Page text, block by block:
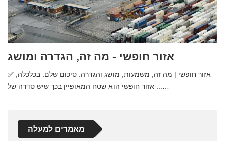
אזור חופשי - מה זה, הגדרה ומושג
✅ אזור חופשי | מה זה, משמעות, מושג והגדרה. סיכום שלם. בכלכלה,
מאמרים למעלה